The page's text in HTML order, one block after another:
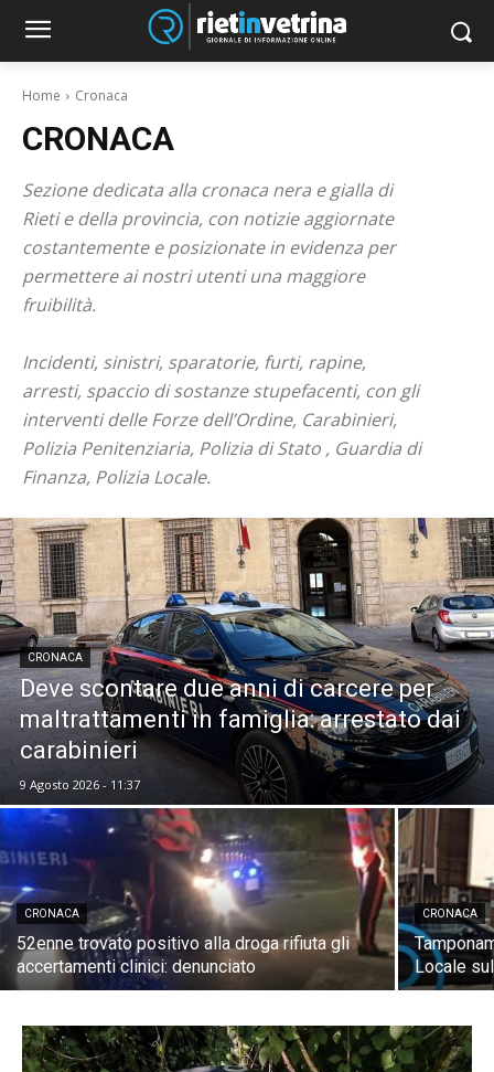
Home Cronaca
CRONACA
Sezione dedicata alla cronaca nera e gialla di
Rieti e della provincia, con notizie aggiornate
costantemente e posizionate in evidenza per
permettere ai nostri utenti una maggiore
fruibilità.
Incidenti, sinistri, sparatorie, furti, rapine,
arresti, spaccio di sostanze stupefacenti, con gli
interventi delle Forze dell’Ordine, Carabinieri,
Polizia Penitenziaria, Polizia di Stato , Guardia di
Finanza, Polizia Locale.
CRONACA
Deve scontare due anni di carcere per
maltrattamenti in famiglia: arrestato dai
carabinieri
9 Agosto 2026 - 11:37
CRONACA
52enne trovato positivo alla droga rifiuta gli
accertamenti clinici: denunciato
CRONACA
Locale